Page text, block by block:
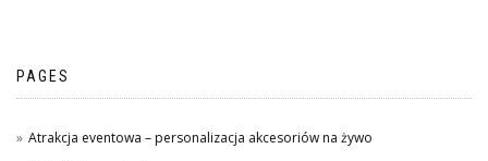
PAGES
Atrakcja eventowa – personalizacja akcesoriów na żywo